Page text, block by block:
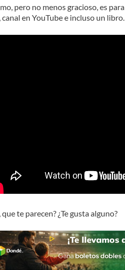
pero no menos gracioso, es para
en YouTube e incluso un libro.
que te parecen? ¿Te gusta alguno?